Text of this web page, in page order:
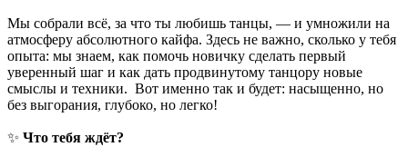
Мы собрали всё, за что ты любишь танцы, — и умножили на
атмосферу абсолютного кайфа. Здесь не важно, сколько у тебя
опыта: мы знаем, как помочь новичку сделать первый
уверенный шаг и как дать продвинутому танцору новые
смыслы и техники. Вот именно так и будет: насыщенно, но
без выгорания, глубоко, но легко!
✨ Что тебя ждёт?